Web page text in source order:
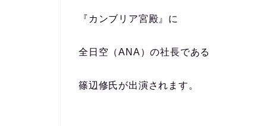
『カンブリア宮殿』に
全日空（ANA）の社長である
篠辺修氏が出演されます。